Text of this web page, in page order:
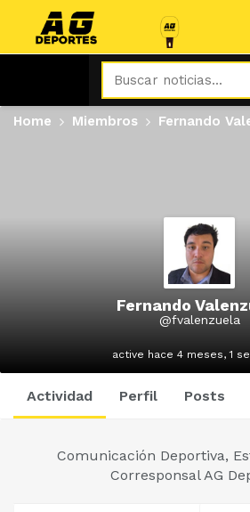
Home Miembros Fernando
Fernando
@fvalenzuela
active hace 4 meses, 1
Actividad Perfil Posts
Comunicación Deportiva,
Corresponsal AG